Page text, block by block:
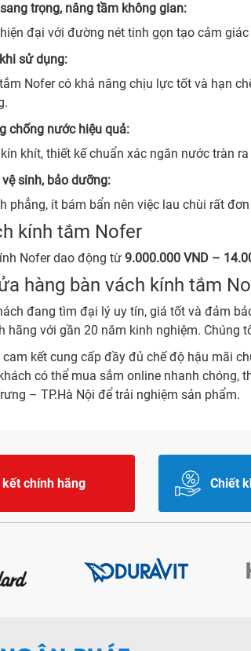
trọng, nâng tầm không gian:
đại với đường nét tinh gọn tạo cảm
sử dụng:
Nofer có khả năng chịu lực tốt và hạn
chống nước hiệu quả:
khít, thiết kế chuẩn xác ngăn nước tràn
vệ sinh, bảo dưỡng:
phẳng, ít bám bẩn nên việc lau chùi rất
kính tắm Nofer
Nofer dao động từ 9.000.000 VND –
hàng bàn vách kính tắm
đang tìm đại lý uy tín, giá tốt và đảm
hãng với gần 20 năm kinh nghiệm. Chúng
cam kết cung cấp đầy đủ chế độ hậu mãi
có thể mua sắm online nhanh chóng,
– TP.Hà Nội để trải nghiệm sản phẩm.
kết chính hãng Chiết